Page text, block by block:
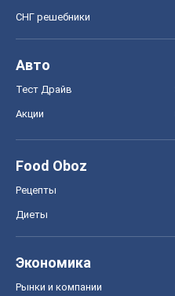
СНГ решебники
Авто
Тест Драйв
Акции
Food Oboz
Рецепты
Диеты
Экономика
Рынки и компании